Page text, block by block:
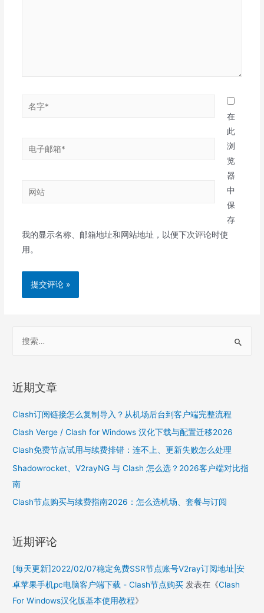
电
箱
网
在
此
浏
览
器
中
保
存
我的显示名称、邮箱地址和网站地址，以便下次评论时使
用。
r
h
f
o
近期文章
Clash订阅链接怎么复制导入？从机场后台到客户端完整流程
Clash Verge / Clash for Windows 汉化下载与配置迁移2026
Clash免费节点试用与续费排错：连不上、更新失败怎么处理
Shadowrocket、V2rayNG 与 Clash 怎么选？2026客户端对比指
南
Clash节点购买与续费指南2026：怎么选机场、套餐与订阅
近期评论
[每天更新]2022/02/07稳定免费SSR节点账号V2ray订阅地址|安
卓苹果手机pc电脑客户端下载 - Clash节点购买 发表在《Clash
For Windows汉化版基本使用教程》